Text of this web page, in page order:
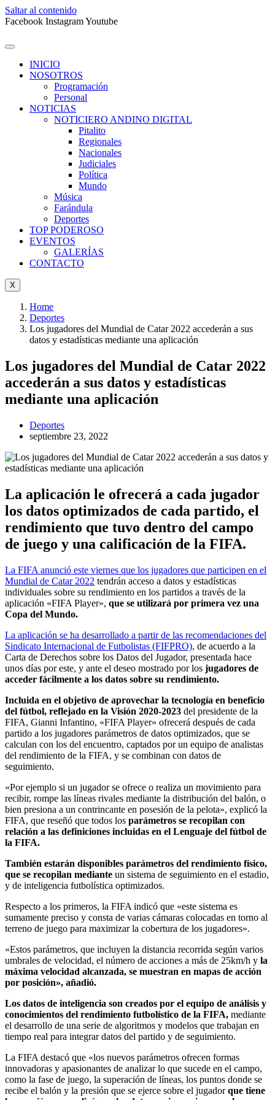
Saltar al contenido
Facebook InstagramYoutube
INICIO
NOSOTROS
Programación
Personal
NOTICIAS
NOTICIERO ANDINO DIGITAL
Pitalito
Regionales
Nacionales
Judiciales
Política
Mundo
Música
Farándula
Deportes
TOP PODEROSO
EVENTOS
GALERÍAS
CONTACTO
X
Home
Deportes
Los jugadores del Mundial de Catar 2022 accederán a sus
datos y estadísticas mediante una aplicación
Los jugadores del Mundial de Catar 2022
accederán a sus datos y estadísticas
mediante una aplicación
Deportes
septiembre 23, 2022
La aplicación le ofrecerá a cada jugador
los datos optimizados de cada partido, el
rendimiento que tuvo dentro del campo
de juego y una calificación de la FIFA.
La FIFA anunció este viernes que los jugadores que participen en el
Mundial de Catar 2022 tendrán acceso a datos y estadísticas
individuales sobre su rendimiento en los partidos a través de la
aplicación «FIFA Player», que se utilizará por primera vez una
Copa del Mundo.
La aplicación se ha desarrollado a partir de las recomendaciones del
Sindicato Internacional de Futbolistas (FIFPRO), de acuerdo a la
Carta de Derechos sobre los Datos del Jugador, presentada hace
unos días por este, y ante el deseo mostrado por los jugadores de
acceder fácilmente a los datos sobre su rendimiento.
Incluida en el objetivo de aprovechar la tecnología en beneficio
del fútbol, reflejado en la Visión 2020-2023 del presidente de la
FIFA, Gianni Infantino, «FIFA Player» ofrecerá después de cada
partido a los jugadores parámetros de datos optimizados, que se
calculan con los del encuentro, captados por un equipo de analistas
del rendimiento de la FIFA, y se combinan con datos de
seguimiento.
«Por ejemplo si un jugador se ofrece o realiza un movimiento para
recibir, rompe las líneas rivales mediante la distribución del balón, o
bien presiona a un contrincante en posesión de la pelota», explicó la
FIFA, que reseñó que todos los parámetros se recopilan con
relación a las definiciones incluidas en el Lenguaje del fútbol de
la FIFA.
También estarán disponibles parámetros del rendimiento físico,
que se recopilan mediante un sistema de seguimiento en el estadio,
y de inteligencia futbolística optimizados.
Respecto a los primeros, la FIFA indicó que «este sistema es
sumamente preciso y consta de varias cámaras colocadas en torno al
terreno de juego para maximizar la cobertura de los jugadores».
«Estos parámetros, que incluyen la distancia recorrida según varios
umbrales de velocidad, el número de acciones a más de 25km/h y la
máxima velocidad alcanzada, se muestran en mapas de acción
por posición», añadió.
Los datos de inteligencia son creados por el equipo de análisis y
conocimientos del rendimiento futbolístico de la FIFA, mediante
el desarrollo de una serie de algoritmos y modelos que trabajan en
tiempo real para integrar datos del partido y de seguimiento.
La FIFA destacó que «los nuevos parámetros ofrecen formas
innovadoras y apasionantes de analizar lo que sucede en el campo,
como la fase de juego, la superación de líneas, los puntos donde se
recibe el balón y la presión que se ejerce sobre el jugadorque tiene